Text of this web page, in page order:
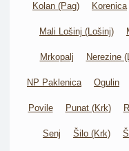
Kolan (Pag) Korenica
Mali Lošinj (Lošinj)
Mrkopalj Nerezine
NP Paklenica Ogulin
Povile Punat (Krk)
Senj Šilo (Krk)